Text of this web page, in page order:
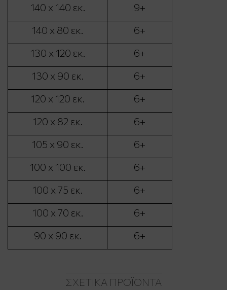
140 x 140 εκ.
9+
140 x 80 εκ.
6+
130 x 120 εκ.
6+
130 x 90 εκ.
6+
120 x 120 εκ.
6+
120 x 82 εκ.
6+
105 x 90 εκ.
6+
100 x 100 εκ.
6+
100 x 75 εκ.
6+
100 x 70 εκ.
6+
90 x 90 εκ.
6+
ΣΧΕΤΙΚΆ ΠΡΟΪΌΝΤΑ